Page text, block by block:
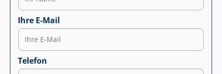
Ihre E-Mail
Telefon